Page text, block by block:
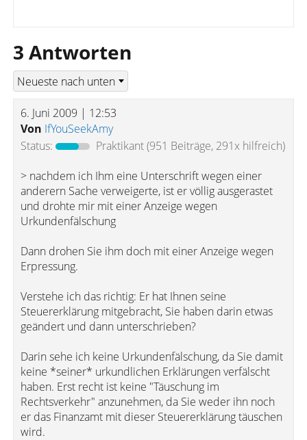
3 Antworten
6. Juni 2009 | 12:53
Von IfYouSeekAmy
Status:
Praktikant(951 Beiträge, 291x hilfreich)
> nachdem ich Ihm eine Unterschrift wegen einer
anderern Sache verweigerte, ist er völlig ausgerastet
und drohte mir mit einer Anzeige wegen
Urkundenfälschung
Dann drohen Sie ihm doch mit einer Anzeige wegen
Erpressung.
Verstehe ich das richtig: Er hat Ihnen seine
Steuererklärung mitgebracht, Sie haben darin etwas
geändert und dann unterschrieben?
Darin sehe ich keine Urkundenfälschung, da Sie damit
keine *seiner* urkundlichen Erklärungen verfälscht
haben. Erst recht ist keine "Täuschung im
Rechtsverkehr" anzunehmen, da Sie weder ihn noch
er das Finanzamt mit dieser Steuererklärung täuschen
wird.